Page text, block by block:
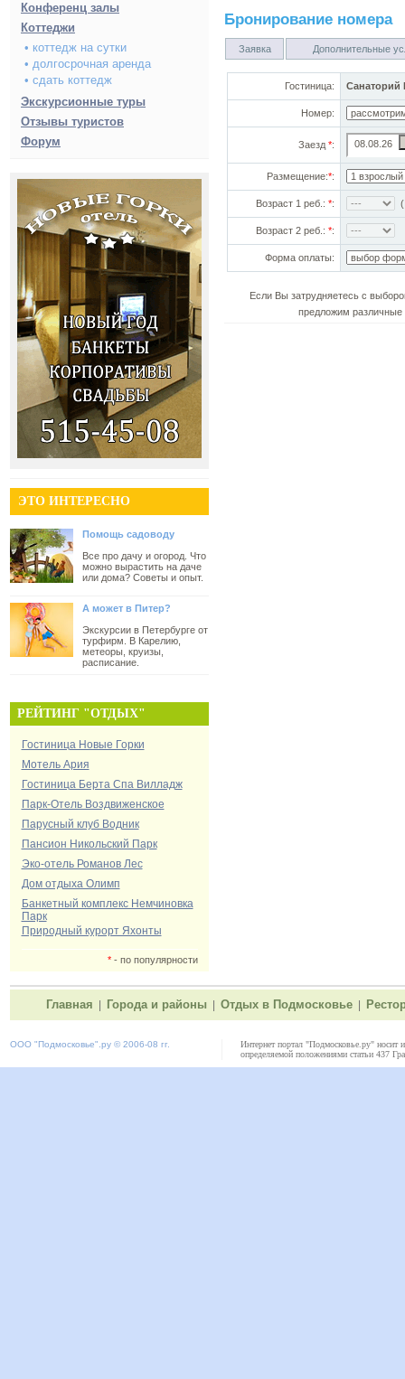
Конференц залы
Коттеджи
• коттедж на сутки
• долгосрочная аренда
• сдать коттедж
Экскурсионные туры
Отзывы туристов
Форум
ЭТО ИНТЕРЕСНО
Помощь садоводу
Все про дачу и огород. Что
можно вырастить на даче
или дома? Советы и опыт.
А может в Питер?
Экскурсии в Петербурге от
турфирм. В Карелию,
метеоры, круизы,
расписание.
РЕЙТИНГ "ОТДЫХ"
Гостиница Новые Горки
Мотель Ария
Гостиница Берта Спа Вилладж
Парк-Отель Воздвиженское
Парусный клуб Водник
Пансион Никольский Парк
Эко-отель Романов Лес
Дом отдыха Олимп
Банкетный комплекс Немчиновка
Парк
Природный курорт Яхонты
*- по популярности
Бронирование номера
Заявка Дополнительные
Гостиница: Санаторий
Номер:
Заезд *:
Размещение:*:
Возраст 1 реб.: *:
Возраст 2 реб.: *:
Форма оплаты:
Если Вы затрудняетесь с
предложим различные
Главная Города и районы Отдых в Подмосковье
ООО "Подмосковье" .ру © 2006-08 гг.
Интернет портал "Подмосковье.ру" носит
определяемой положениями статьи 437